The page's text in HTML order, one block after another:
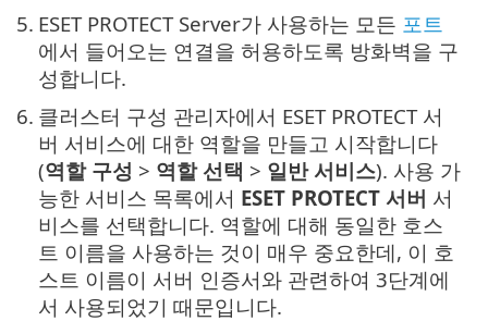
5. ESET PROTECT Server가 사용하는 모든 포트
에서 들어오는 연결을 허용하도록 방화벽을 구
성합니다.
6. 클러스터 구성 관리자에서 ESET PROTECT 서
버 서비스에 대한 역할을 만들고 시작합니다
(역할 구성 > 역할 선택 > 일반 서비스). 사용 가
능한 서비스 목록에서 ESET PROTECT 서버 서
비스를 선택합니다. 역할에 대해 동일한 호스
트 이름을 사용하는 것이 매우 중요한데, 이 호
스트 이름이 서버 인증서와 관련하여 3단계에
서 사용되었기 때문입니다.